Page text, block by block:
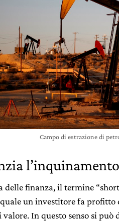
Campo di estrazione di
l’inquinamento
delle finanza, il termine
un investitore fa
In questo senso si può